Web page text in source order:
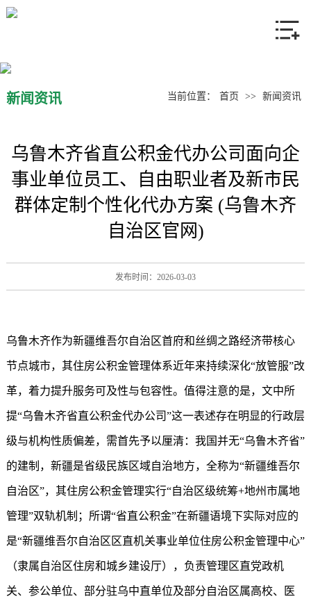
产品中心
联系我们
新闻资讯 当前位置： 首页 >> 新闻资讯
乌鲁木齐省直公积金代办公司面向企
事业单位员工、自由职业者及新市民
群体定制个性化代办方案 (乌鲁木齐
自治区官网)
发布时间：2026-03-03
乌鲁木齐作为新疆维吾尔自治区首府和丝绸之路经济带核心
节点城市，其住房公积金管理体系近年来持续深化“放管服”改
革，着力提升服务可及性与包容性。值得注意的是，文中所
提“乌鲁木齐省直公积金代办公司”这一表述存在明显的行政层
级与机构性质偏差，需首先予以厘清：我国并无“乌鲁木齐省”
的建制，新疆是省级民族区域自治地方，全称为“新疆维吾尔
自治区”，其住房公积金管理实行“自治区级统筹+地州市属地
管理”双轨机制；所谓“省直公积金”在新疆语境下实际对应的
是“新疆维吾尔自治区区直机关事业单位住房公积金管理中心”
（隶属自治区住房和城乡建设厅），负责管理区直党政机
关、参公单位、部分驻乌中直单位及部分自治区属高校、医